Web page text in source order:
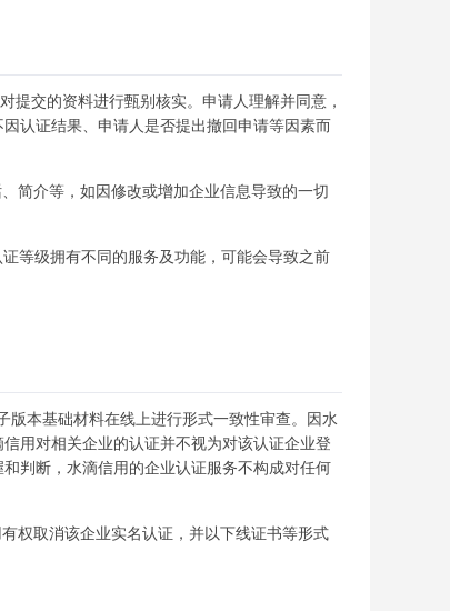
提交的资料进行甄别核实。申请人理解并同意，
认证结果、申请人是否提出撤回申请等因素而
简介等，如因修改或增加企业信息导致的一切
等级拥有不同的服务及功能，可能会导致之前
版本基础材料在线上进行形式一致性审查。因水
用对相关企业的认证并不视为对该认证企业登
判断，水滴信用的企业认证服务不构成对任何
权取消该企业实名认证，并以下线证书等形式